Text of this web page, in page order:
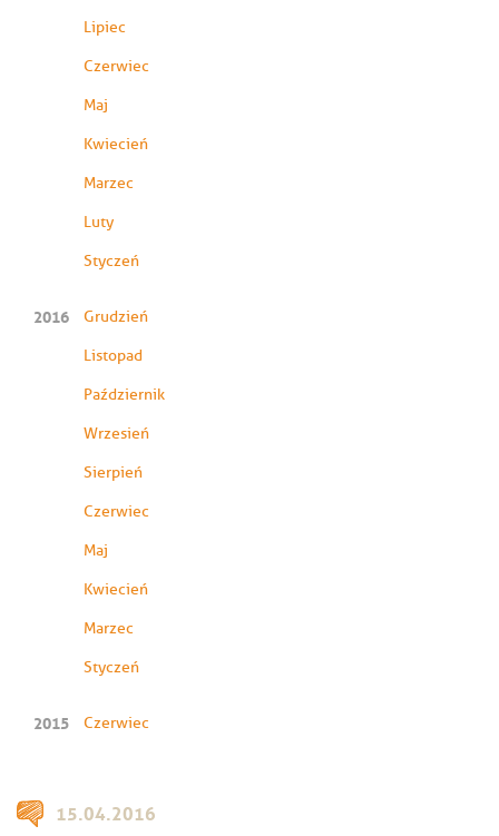
Lipiec
Czerwiec
Maj
Kwiecień
Marzec
Luty
Styczeń
2016 Grudzień
Listopad
Październik
Wrzesień
Sierpień
Czerwiec
Maj
Kwiecień
Marzec
Styczeń
2015 Czerwiec
15.04.2016